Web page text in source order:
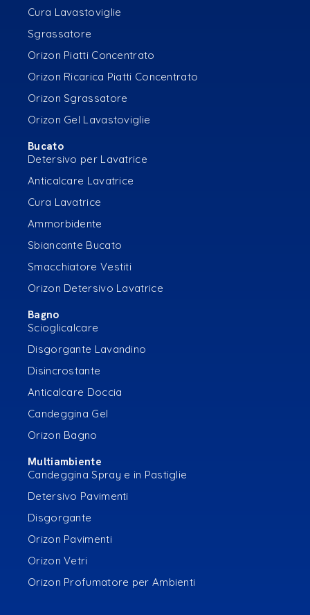
Cura Lavastoviglie
Sgrassatore
Orizon Piatti Concentrato
Orizon Ricarica Piatti Concentrato
Orizon Sgrassatore
Orizon Gel Lavastoviglie
Bucato
Detersivo per Lavatrice
Anticalcare Lavatrice
Cura Lavatrice
Ammorbidente
Sbiancante Bucato
Smacchiatore Vestiti
Orizon Detersivo Lavatrice
Bagno
Scioglicalcare
Disgorgante Lavandino
Disincrostante
Anticalcare Doccia
Candeggina Gel
Orizon Bagno
Multiambiente
Candeggina Spray e in Pastiglie
Detersivo Pavimenti
Disgorgante
Orizon Pavimenti
Orizon Vetri
Orizon Profumatore per Ambienti